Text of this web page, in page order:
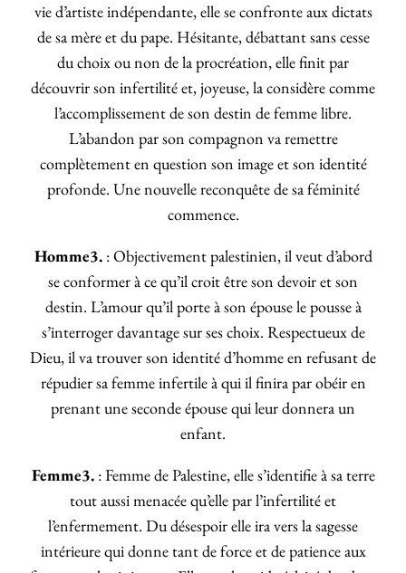
vie d’artiste indépendante, elle se confronte aux dictats
de sa mère et du pape. Hésitante, débattant sans cesse
du choix ou non de la procréation, elle finit par
découvrir son infertilité et, joyeuse, la considère comme
l’accomplissement de son destin de femme libre.
L’abandon par son compagnon va remettre
complètement en question son image et son identité
profonde. Une nouvelle reconquête de sa féminité
commence.
Homme3.: Objectivement palestinien, il veut d’abord
se conformer à ce qu’il croit être son devoir et son
destin. L’amour qu’il porte à son épouse le pousse à
s’interroger davantage sur ses choix. Respectueux de
Dieu, il va trouver son identité d’homme en refusant de
répudier sa femme infertile à qui il finira par obéir en
prenant une seconde épouse qui leur donnera un
enfant.
Femme3.: Femme de Palestine, elle s’identifie à sa terre
tout aussi menacée qu’elle par l’infertilité et
l’enfermement. Du désespoir elle ira vers la sagesse
intérieure qui donne tant de force et de patience aux